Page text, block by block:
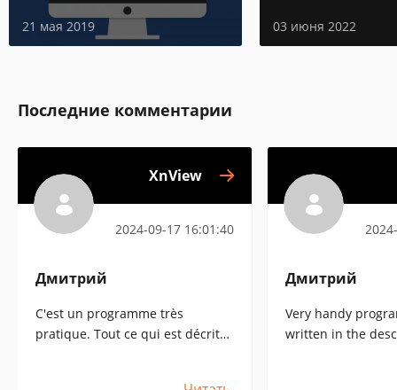
21 мая 2019 03 июня 2022
Последние комментарии
XnView
2024-09-17 16:01:40
Дмитрий
C'est un programme très
pratique. Tout ce qui est décrit
Дмитрий
Very handy
written in the